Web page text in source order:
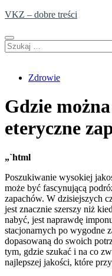
Skip
content
VKZ – dobre treści
Szukaj:
Zdrowie
Gdzie
eteryczne
„`html
Poszukiwanie wysokiej
może być fascynującą
zapachów. W dzisiejszych
jest znacznie szerszy niż
nabyć, jest naprawdę
stacjonarnych po wygodne
dopasowaną do swoich
tym, gdzie szukać i na co
najlepszej jakości, które